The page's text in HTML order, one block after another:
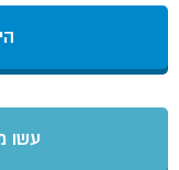
עשו